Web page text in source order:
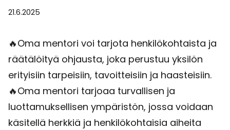
21.6.2025
🔥Oma mentori voi tarjota henkilökohtaista ja
räätälöityä ohjausta, joka perustuu yksilön
erityisiin tarpeisiin, tavoitteisiin ja haasteisiin.
🔥Oma mentori tarjoaa turvallisen ja
luottamuksellisen ympäristön, jossa voidaan
käsitellä herkkiä ja henkilökohtaisia aiheita